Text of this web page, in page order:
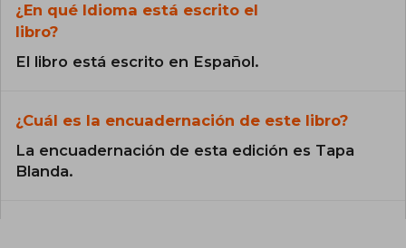
¿En qué Idioma está escrito el
libro?
El libro está escrito en Español.
¿Cuál es la encuadernación de este libro?
La encuadernación de esta edición es Tapa
Blanda.